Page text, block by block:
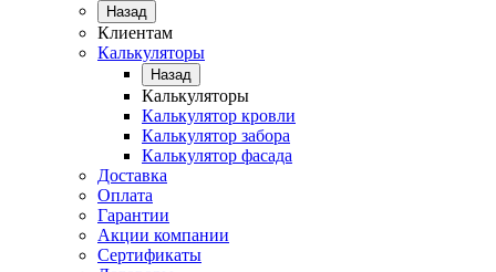
Назад
Клиентам
Калькуляторы
Назад
Калькуляторы
Калькулятор кровли
Калькулятор забора
Калькулятор фасада
Доставка
Оплата
Гарантии
Акции компании
Сертификаты